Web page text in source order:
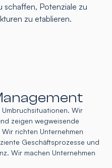
schaffen, Potenziale zu
zu etablieren.
Wir
zeigen wegweisende
richten Unternehmen
Geschäftsprozesse und
Wir machen Unternehmen